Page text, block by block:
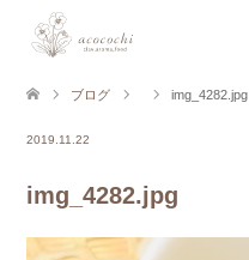
ブログ img_4282.jpg
2019.11.22
img_4282.jpg